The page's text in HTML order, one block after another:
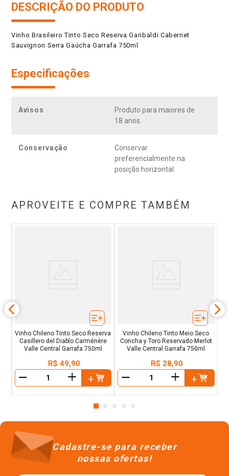
DESCRIÇÃO DO PRODUTO
Vinho Brasileiro Tinto Seco Reserva Garibaldi Cabernet
Sauvignon Serra Gaúcha Garrafa 750ml
Especificações
Avisos
Produto para maiores de
18 anos.
Conservação
Conservar
preferencialmente na
posição horizontal.
APROVEITE E COMPRE TAMBÉM
Vinho Chileno Tinto Seco Reserva
Casillero del Diablo Carménère
Valle Central Garrafa 750ml
R$ 49,90
＋
Vinho Chileno Tinto Meio Seco
Concha y Toro Reservado Merlot
Valle Central Garrafa 750ml
R$ 28,90
＋
Cadastre-se para receber
nossas ofertas!